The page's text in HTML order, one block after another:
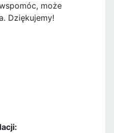
może
Dziękujemy!